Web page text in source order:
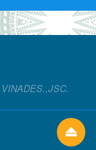
VINADES.,JSC.